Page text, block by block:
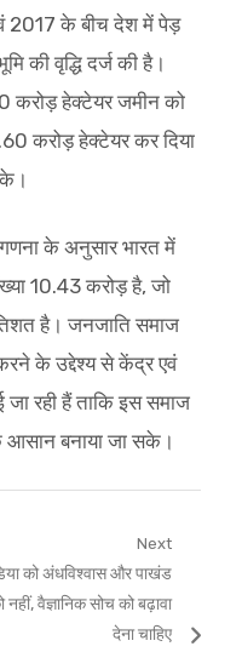
2017 के बीच देश में पेड़
की वृद्धि दर्ज की है।
करोड़ हेक्टेयर जमीन को
करोड़ हेक्टेयर कर दिया
के अनुसार भारत में
10.43 करोड़ है, जो
है। जनजाति समाज
के उद्देश्य से केंद्र एवं
जा रही हैं ताकि इस समाज
आसान बनाया जा सके।
Next
को अंधविश्वास और पाखंड
नहीं, वैज्ञानिक सोच को बढ़ावा
देना चाहिए